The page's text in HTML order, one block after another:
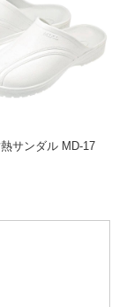
サンダル MD-17